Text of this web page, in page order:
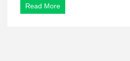
Read More